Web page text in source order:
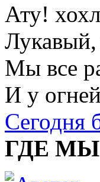
Ату!
Мы все
И у
Сегодня
ГДЕ